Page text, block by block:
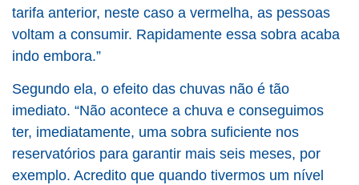
tarifa anterior, neste caso a vermelha, as pessoas
voltam a consumir. Rapidamente essa sobra acaba
indo embora.”
Segundo ela, o efeito das chuvas não é tão
imediato. “Não acontece a chuva e conseguimos
ter, imediatamente, uma sobra suficiente nos
reservatórios para garantir mais seis meses, por
exemplo. Acredito que quando tivermos um nível